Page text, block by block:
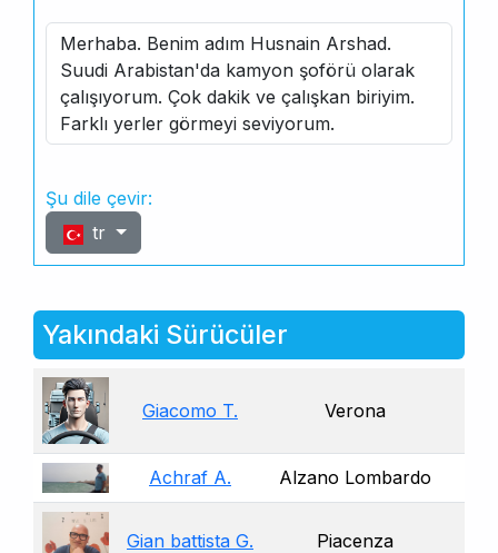
Merhaba. Benim adım Husnain Arshad.
Suudi Arabistan'da kamyon şoförü olarak
çalışıyorum. Çok dakik ve çalışkan biriyim.
Farklı yerler görmeyi seviyorum.
Şu dile çevir:
tr
Yakındaki Sürücüler
Giacomo T. Verona
Achraf A. Alzano Lombardo
Gian battista G. Piacenza